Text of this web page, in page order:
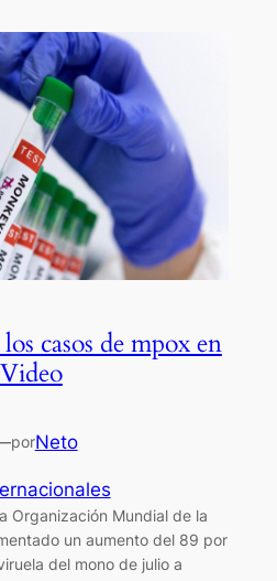
casos de mpox en
porNeto
Organización Mundial de la
un aumento del 89 por
del mono de julio a